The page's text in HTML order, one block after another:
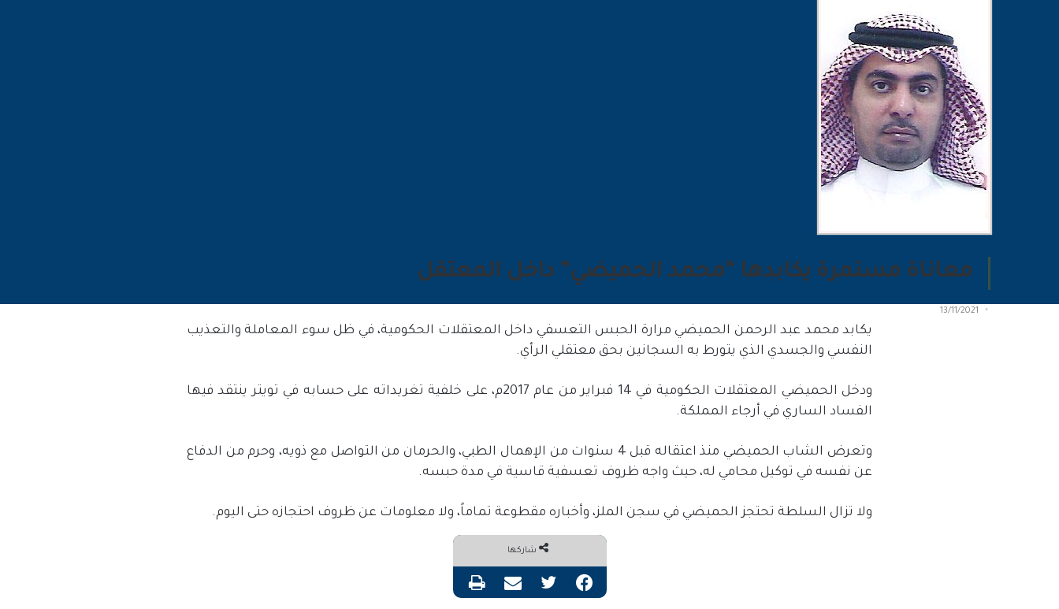
معاناة مستمرة يكابدها “محمد الحميضي” داخل المعتقل
13/11/2021
يكابد محمد عبد الرحمن الحميضي مرارة الحبس التعسفي داخل المعتقلات الحكومية، في ظل سوء المعاملة والتعذيب
النفسي والجسدي الذي يتورط به السجانين بحق معتقلي الرأي.
ودخل الحميضي المعتقلات الحكومية في 14 فبراير من عام 2017م، على خلفية تغريداته على حسابه في تويتر ينتقد فيها
الفساد الساري في أرجاء المملكة.
وتعرض الشاب الحميضي منذ اعتقاله قبل 4 سنوات من الإهمال الطبي، والحرمان من التواصل مع ذويه، وحرم من الدفاع
عن نفسه في توكيل محامي له، حيث واجه ظروف تعسفية قاسية في مدة حبسه.
ولا تزال السلطة تحتجز الحميضي في سجن الملز، وأخباره مقطوعة تماماً، ولا معلومات عن ظروف احتجازه حتى اليوم.
شاركها
فيسبوك تويتر مشاركة عبر البريد طباعة